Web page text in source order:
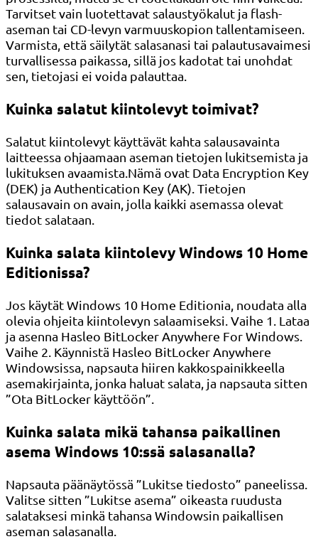
Tarvitset vain luotettavat salaustyökalut ja flash-
aseman tai CD-levyn varmuuskopion tallentamiseen.
Varmista, että säilytät salasanasi tai palautusavaimesi
turvallisessa paikassa, sillä jos kadotat tai unohdat
sen, tietojasi ei voida palauttaa.
Kuinka salatut kiintolevyt toimivat?
Salatut kiintolevyt käyttävät kahta salausavainta
laitteessa ohjaamaan aseman tietojen lukitsemista ja
lukituksen avaamista.Nämä ovat Data Encryption Key
(DEK) ja Authentication Key (AK). Tietojen
salausavain on avain, jolla kaikki asemassa olevat
tiedot salataan.
Kuinka salata kiintolevy Windows 10 Home
Editionissa?
Jos käytät Windows 10 Home Editionia, noudata alla
olevia ohjeita kiintolevyn salaamiseksi. Vaihe 1. Lataa
ja asenna Hasleo BitLocker Anywhere For Windows.
Vaihe 2. Käynnistä Hasleo BitLocker Anywhere
Windowsissa, napsauta hiiren kakkospainikkeella
asemakirjainta, jonka haluat salata, ja napsauta sitten
”Ota BitLocker käyttöön”.
Kuinka salata mikä tahansa paikallinen
asema Windows 10:ssä salasanalla?
Napsauta päänäytössä ”Lukitse tiedosto” paneelissa.
Valitse sitten ”Lukitse asema” oikeasta ruudusta
salataksesi minkä tahansa Windowsin paikallisen
aseman salasanalla.